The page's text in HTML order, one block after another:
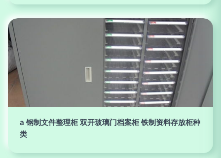
a 钢制文件整理柜 双开玻璃门档案柜 铁制资料存放柜种
类